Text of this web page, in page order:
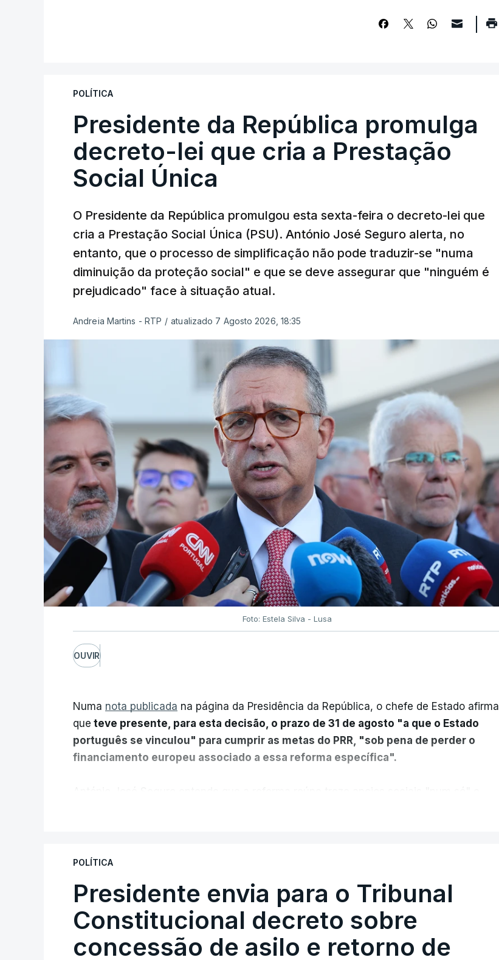
POLÍTICA
Presidente da República promulga
decreto-lei que cria a Prestação
Social Única
O Presidente da República promulgou esta sexta-feira o decreto-lei que
cria a Prestação Social Única (PSU). António José Seguro alerta, no
entanto, que o processo de simplificação não pode traduzir-se "numa
diminuição da proteção social" e que se deve assegurar que "ninguém é
prejudicado" face à situação atual.
Andreia Martins - RTP / atualizado 7 Agosto 2026, 18:35
Foto: Estela Silva - Lusa
OUVIR
Numa nota publicada na página da Presidência da República, o chefe de Estado afirma
que teve presente, para esta decisão, o prazo de 31 de agosto "a que o Estado
português se vinculou" para cumprir as metas do PRR, "sob pena de perder o
financiamento europeu associado a essa reforma específica".
os apoios chegam a quem mais necessita, estaremos a dar um passo na direção
Assegurar que "ninguém é prejudicado"
POLÍTICA
Presidente envia para o Tribunal
Constitucional decreto sobre
concessão de asilo e retorno de